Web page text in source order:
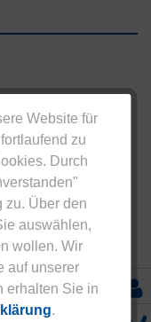
Website für
zu
Durch
zu. Über den
auswählen,
wollen. Wir
auf unserer
erhalten Sie in
.